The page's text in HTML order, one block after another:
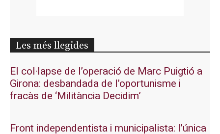
Les més llegides
El col·lapse de l’operació de Marc Puigtió a
Girona: desbandada de l’oportunisme i
fracàs de ‘Militància Decidim’
Front independentista i municipalista: l’única